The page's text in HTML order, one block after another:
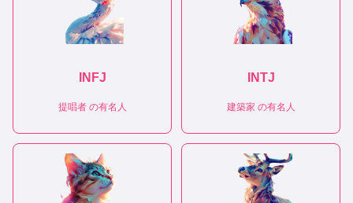
INFJ
提唱者の有名人
INTJ
建築家 の有名人